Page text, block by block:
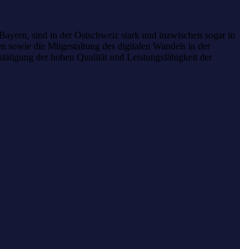
sind in der Ostschweiz stark und inzwischen sogar in
sowie die Mitgestaltung des digitalen Wandels in der
der hohen Qualität und Leistungsfähigkeit der